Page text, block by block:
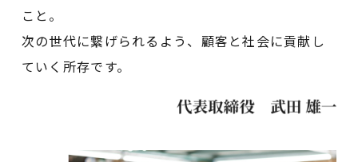
こと。
次の世代に繋げられるよう、顧客と社会に貢献し
ていく所存です。